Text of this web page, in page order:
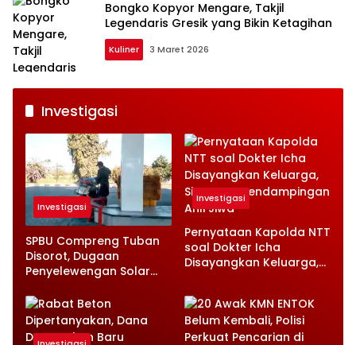
Bongko Kopyor Mengare, Takjil
Legendaris Gresik yang Bikin Ketagihan
Kuliner 3 Maret 2026
Investigasi
Investigasi
SPBU Compreng Tuban
Disorot, Dugaan
Penyelewengan Solar
Investigasi
Pernyataan Kapolda NTT
soal Dokter Icha
Disayangkan Keluarga,
Ahli Jiwa